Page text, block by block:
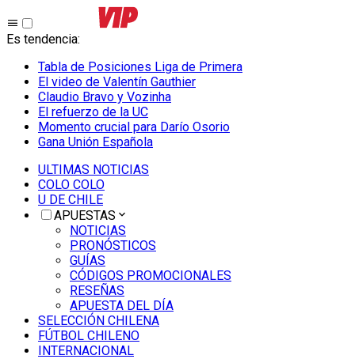
Es tendencia:
Tabla de Posiciones Liga de Primera
El video de Valentín Gauthier
Claudio Bravo y Vozinha
El refuerzo de la UC
Momento crucial para Darío Osorio
Gana Unión Española
ULTIMAS NOTICIAS
COLO COLO
U DE CHILE
APUESTAS
NOTICIAS
PRONÓSTICOS
GUÍAS
CÓDIGOS PROMOCIONALES
RESEÑAS
APUESTA DEL DÍA
SELECCIÓN CHILENA
FÚTBOL CHILENO
INTERNACIONAL